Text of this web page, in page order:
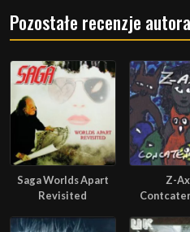
Pozostałe recenzje autora
Saga Worlds Apart
Revisited
Z-